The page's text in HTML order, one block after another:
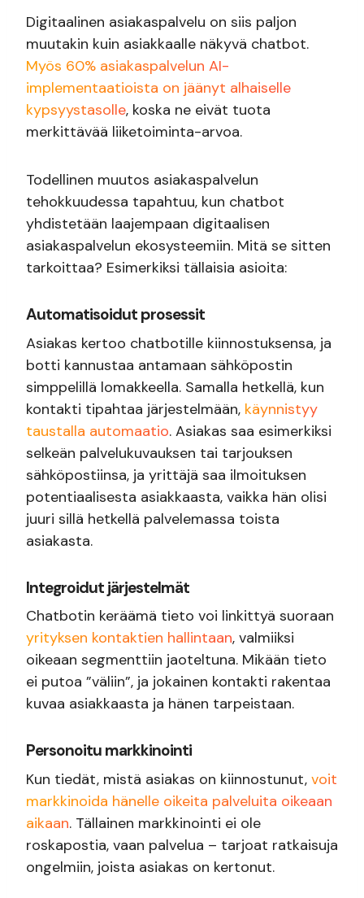
Digitaalinen asiakaspalvelu on siis paljon
muutakin kuin asiakkaalle näkyvä chatbot.
Myös 60% asiakaspalvelun AI-
implementaatioista on jäänyt alhaiselle
kypsyystasolle, koska ne eivät tuota
merkittävää liiketoiminta-arvoa.
Todellinen muutos asiakaspalvelun
tehokkuudessa tapahtuu, kun chatbot
yhdistetään laajempaan digitaalisen
asiakaspalvelun ekosysteemiin. Mitä se sitten
tarkoittaa? Esimerkiksi tällaisia asioita:
Automatisoidut prosessit
Asiakas kertoo chatbotille kiinnostuksensa, ja
botti kannustaa antamaan sähköpostin
simppelillä lomakkeella. Samalla hetkellä, kun
kontakti tipahtaa järjestelmään, käynnistyy
taustalla automaatio. Asiakas saa esimerkiksi
selkeän palvelukuvauksen tai tarjouksen
sähköpostiinsa, ja yrittäjä saa ilmoituksen
potentiaalisesta asiakkaasta, vaikka hän olisi
juuri sillä hetkellä palvelemassa toista
asiakasta.
Integroidut järjestelmät
Chatbotin keräämä tieto voi linkittyä suoraan
yrityksen kontaktien hallintaan, valmiiksi
oikeaan segmenttiin jaoteltuna. Mikään tieto
ei putoa ”väliin”, ja jokainen kontakti rakentaa
kuvaa asiakkaasta ja hänen tarpeistaan.
Personoitu markkinointi
Kun tiedät, mistä asiakas on kiinnostunut, voit
markkinoida hänelle oikeita palveluita oikeaan
aikaan. Tällainen markkinointi ei ole
roskapostia, vaan palvelua – tarjoat ratkaisuja
ongelmiin, joista asiakas on kertonut.